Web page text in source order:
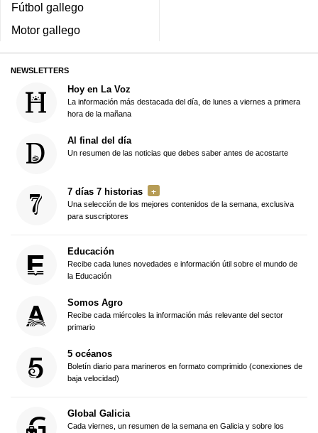
Fútbol gallego
Motor gallego
NEWSLETTERS
Hoy en La Voz
La información más destacada del día, de lunes a viernes a primera
hora de la mañana
Al final del día
Un resumen de las noticias que debes saber antes de acostarte
7 días 7 historias
Una selección de los mejores contenidos de la semana, exclusiva
para suscriptores
Educación
Recibe cada lunes novedades e información útil sobre el mundo de
la Educación
Somos Agro
Recibe cada miércoles la información más relevante del sector
primario
5 océanos
Boletín diario para marineros en formato comprimido (conexiones de
baja velocidad)
Global Galicia
Cada viernes, un resumen de la semana en Galicia y sobre los